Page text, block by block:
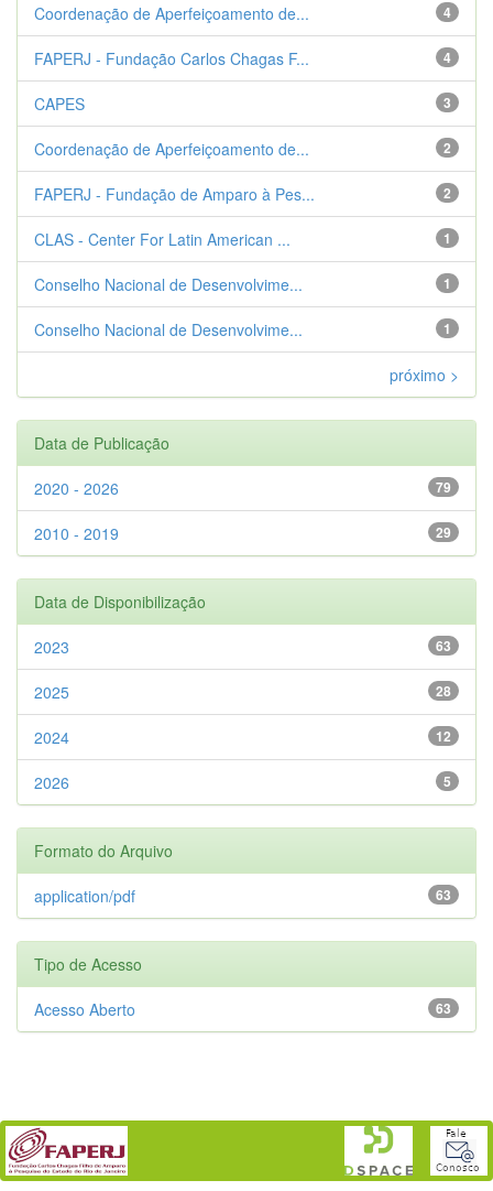
4
Coordenação de Aperfeiçoamento de...
4
FAPERJ - Fundação Carlos Chagas F...
3
CAPES
2
Coordenação de Aperfeiçoamento de...
2
FAPERJ - Fundação de Amparo à Pes...
1
CLAS - Center For Latin American ...
1
Conselho Nacional de Desenvolvime...
1
Conselho Nacional de Desenvolvime...
próximo >
Data de Publicação
79
2020 - 2026
29
2010 - 2019
Data de Disponibilização
63
2023
28
2025
12
2024
5
2026
Formato do Arquivo
63
application/pdf
Tipo de Acesso
63
Acesso Aberto